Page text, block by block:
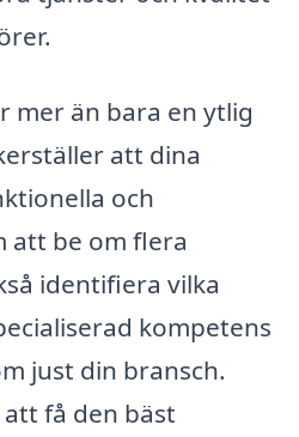
mer än bara en ytlig
att dina
och
att be om flera
identifiera vilka
kompetens
just din bransch.
få den bäst